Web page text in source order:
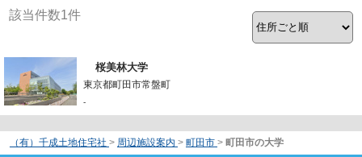
該当件数1件
桜美林大学
東京都町田市常盤町
-
（有）千成土地住宅社 > 周辺施設案内 > 町田市 > 町田市の大学